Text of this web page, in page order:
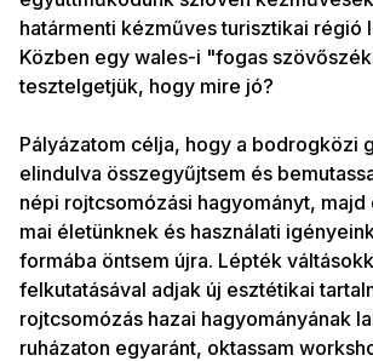
határmenti kézműves turisztikai régió
Közben egy wales-i "fogas
tesztelgetjük, hogy mire jó?
Pályázatom célja, hogy a bodrogközi
elindulva összegyűjtsem és
népi rojtcsomózási hagyományt, majd
mai életünknek és használati
formába öntsem újra. Lépték
felkutatásával adjak új esztétikai
rojtcsomózás hazai hagyományának
ruházaton egyaránt, oktassam